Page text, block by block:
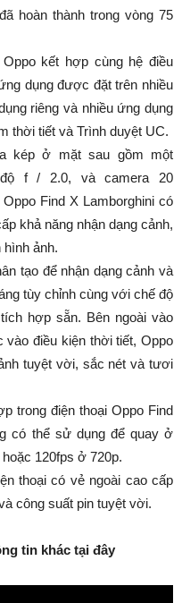
hoàn thành trong vòng 75
kết hợp cùng hệ điều
dụng được đặt trên nhiều
riêng và nhiều ứng dụng
thời tiết và Trình duyệt UC.
kép ở mặt sau gồm một
độ f / 2.0, và camera 20
Find X Lamborghini có
khả năng nhận dạng cảnh,
hình ảnh.
tạo để nhận dạng cảnh và
tùy chỉnh cùng với chế độ
hợp sẵn. Bên ngoài vào
vào điều kiện thời tiết, Oppo
tuyệt vời, sắc nét và tươi
trong điện thoại Oppo Find
có thể sử dụng để quay ở
120fps ở 720p.
thoại có vẻ ngoài cao cấp
công suất pin tuyệt vời.
tin khác tại đây